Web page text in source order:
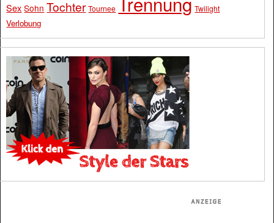
Sex Sohn Tochter Tournee Twilight
Verlobung